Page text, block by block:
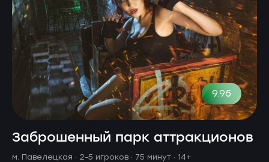
9.95
Заброшенный парк аттракционов
м. Павелецкая · 2-5 игроков · 75 минут · 14+